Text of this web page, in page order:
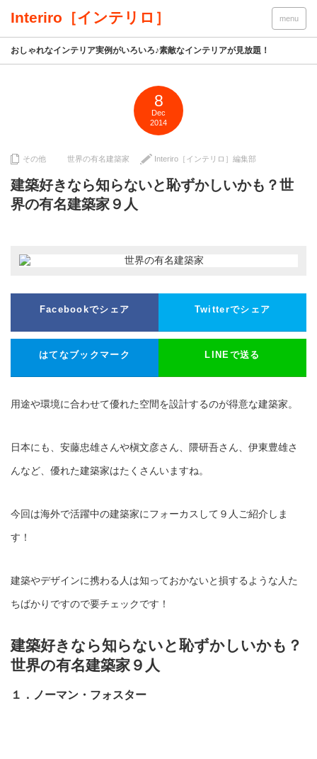
Interiro［インテリロ］ menu
おしゃれなインテリア実例がいろいろ♪素敵なインテリアが見放題！
8
Dec
2014
その他 世界の有名建築家 Interiro［インテリロ］編集部
建築好きなら知らないと恥ずかしいかも？世
界の有名建築家９人
Facebookでシェア Twitterでシェア
はてなブックマーク LINEで送る
用途や環境に合わせて優れた空間を設計するのが得意な建築家。
日本にも、安藤忠雄さんや槇文彦さん、隈研吾さん、伊東豊雄さ
んなど、優れた建築家はたくさんいますね。
今回は海外で活躍中の建築家にフォーカスして９人ご紹介しま
す！
建築やデザインに携わる人は知っておかないと損するような人た
ちばかりですので要チェックです！
建築好きなら知らないと恥ずかしいかも？
世界の有名建築家９人
１．ノーマン・フォスター